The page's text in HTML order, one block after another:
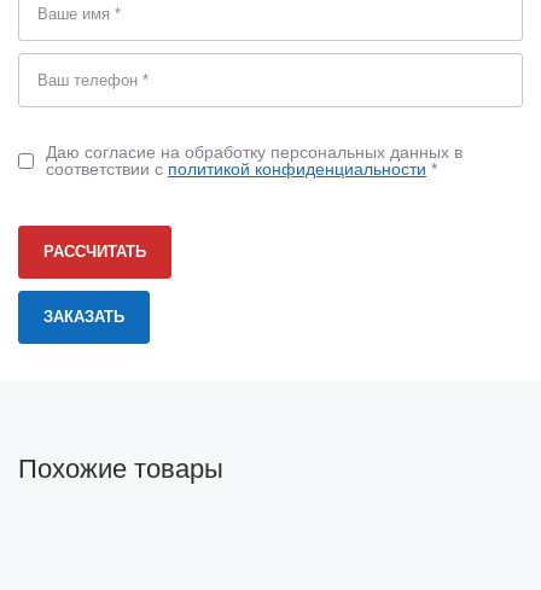
Даю согласие на обработку персональных данных в
соответствии с политикой конфиденциальности *
РАССЧИТАТЬ
Похожие товары